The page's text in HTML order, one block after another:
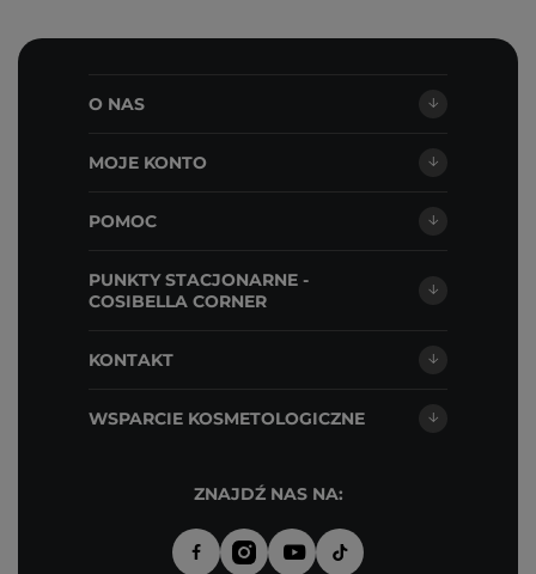
O NAS
MOJE KONTO
POMOC
PUNKTY STACJONARNE -
COSIBELLA CORNER
KONTAKT
WSPARCIE KOSMETOLOGICZNE
ZNAJDŹ NAS NA: